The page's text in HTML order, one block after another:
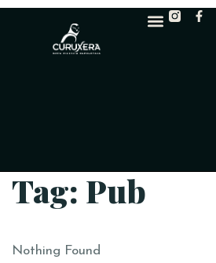
Tag: Pub
Nothing Found